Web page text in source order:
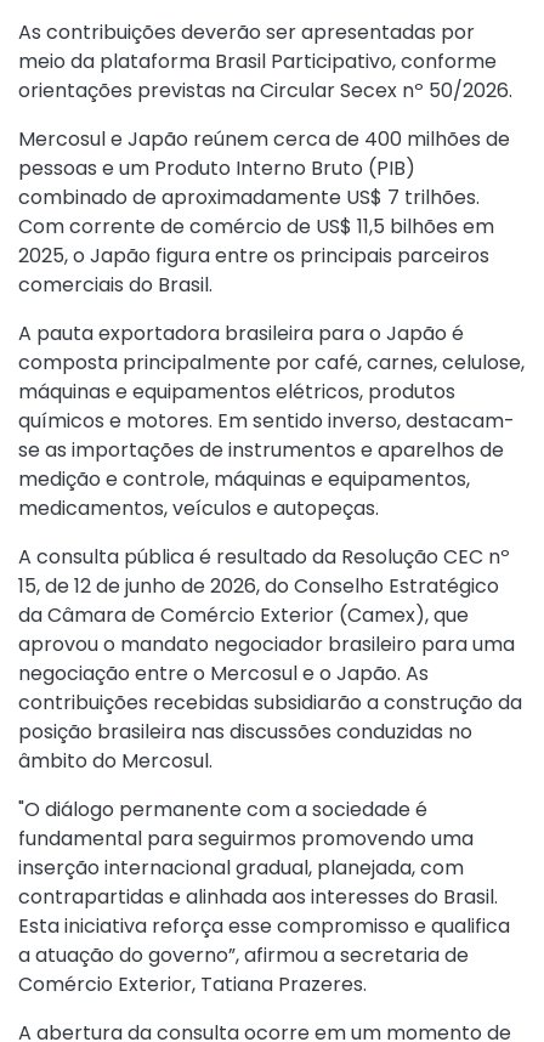
As contribuições deverão ser apresentadas por
meio da plataforma Brasil Participativo, conforme
orientações previstas naCircular Secex nº 50/2026.
Mercosul e Japão reúnem cerca de 400 milhões de
pessoas e um Produto Interno Bruto (PIB)
combinado de aproximadamente US$ 7 trilhões.
Com corrente de comércio de US$ 11,5 bilhões em
2025, o Japão figura entre os principais parceiros
comerciais do Brasil.
A pauta exportadora brasileira para o Japão é
composta principalmente por café, carnes, celulose,
máquinas e equipamentos elétricos, produtos
químicos e motores. Em sentido inverso, destacam-
se as importações de instrumentos e aparelhos de
medição e controle, máquinas e equipamentos,
medicamentos, veículos e autopeças.
A consulta pública é resultado da Resolução CEC nº
15, de 12 de junho de 2026, do Conselho Estratégico
da Câmara de Comércio Exterior (Camex), que
aprovou o mandato negociador brasileiro para uma
negociação entre o Mercosul e o Japão. As
contribuições recebidas subsidiarão a construção da
posição brasileira nas discussões conduzidas no
âmbito do Mercosul.
"O diálogo permanente com a sociedade é
fundamental para seguirmos promovendo uma
inserção internacional gradual, planejada, com
contrapartidas e alinhada aos interesses do Brasil.
Esta iniciativa reforça esse compromisso e qualifica
a atuação do governo”, afirmou a secretaria de
Comércio Exterior, Tatiana Prazeres.
A abertura da consulta ocorre em um momento de